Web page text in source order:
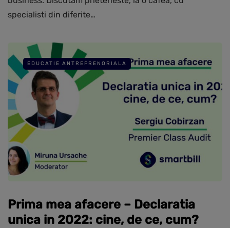
specialisti din diferite…
EDUCATIE ANTREPRENORIALA
Prima mea afacere – Declaratia
unica in 2022: cine, de ce, cum?